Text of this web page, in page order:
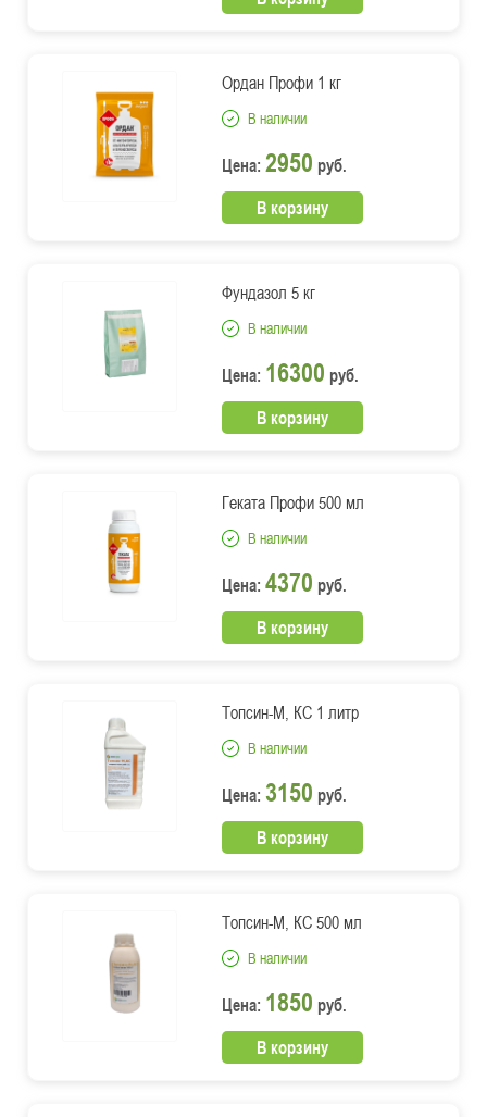
Ордан Профи 1 кг
В наличии
Цена: 2950 руб.
В корзину
Фундазол 5 кг
В наличии
Цена: 16300 руб.
В корзину
Геката Профи 500 мл
В наличии
Цена: 4370 руб.
В корзину
Топсин-М, КС 1 литр
В наличии
Цена: 3150 руб.
В корзину
Топсин-М, КС 500 мл
В наличии
Цена: 1850 руб.
В корзину